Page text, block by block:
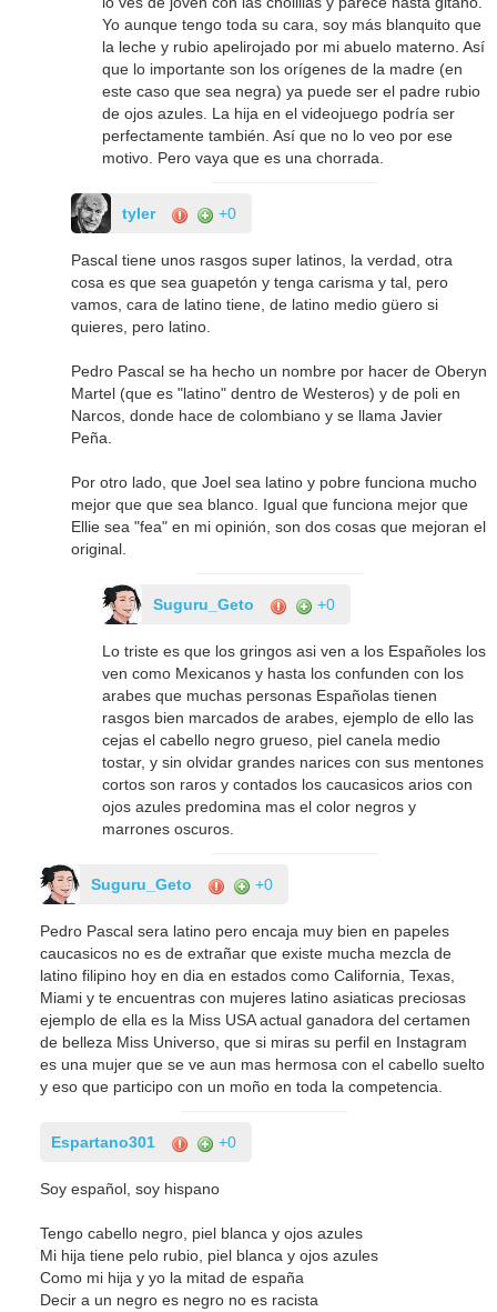
Yo aunque tengo toda su cara, soy más blanquito que
la leche y rubio apelirojado por mi abuelo materno. Así
que lo importante son los orígenes de la madre (en
este caso que sea negra) ya puede ser el padre rubio
de ojos azules. La hija en el videojuego podría ser
perfectamente también. Así que no lo veo por ese
motivo. Pero vaya que es una chorrada.
tyler +0
Pascal tiene unos rasgos super latinos, la verdad, otra
cosa es que sea guapetón y tenga carisma y tal, pero
vamos, cara de latino tiene, de latino medio güero si
quieres, pero latino.
Pedro Pascal se ha hecho un nombre por hacer de Oberyn
Martel (que es "latino" dentro de Westeros) y de poli en
Narcos, donde hace de colombiano y se llama Javier
Peña.
Por otro lado, que Joel sea latino y pobre funciona mucho
mejor que que sea blanco. Igual que funciona mejor que
Ellie sea "fea" en mi opinión, son dos cosas que mejoran el
original.
Suguru_Geto +0
Lo triste es que los gringos asi ven a los Españoles los
ven como Mexicanos y hasta los confunden con los
arabes que muchas personas Españolas tienen
rasgos bien marcados de arabes, ejemplo de ello las
cejas el cabello negro grueso, piel canela medio
tostar, y sin olvidar grandes narices con sus mentones
cortos son raros y contados los caucasicos arios con
ojos azules predomina mas el color negros y
marrones oscuros.
Suguru_Geto +0
Pedro Pascal sera latino pero encaja muy bien en papeles
caucasicos no es de extrañar que existe mucha mezcla de
latino filipino hoy en dia en estados como California, Texas,
Miami y te encuentras con mujeres latino asiaticas preciosas
ejemplo de ella es la Miss USA actual ganadora del certamen
de belleza Miss Universo, que si miras su perfil en Instagram
es una mujer que se ve aun mas hermosa con el cabello suelto
y eso que participo con un moño en toda la competencia.
Espartano301 +0
Soy español, soy hispano
Tengo cabello negro, piel blanca y ojos azules
Mi hija tiene pelo rubio, piel blanca y ojos azules
Como mi hija y yo la mitad de españa
Decir a un negro es negro no es racista